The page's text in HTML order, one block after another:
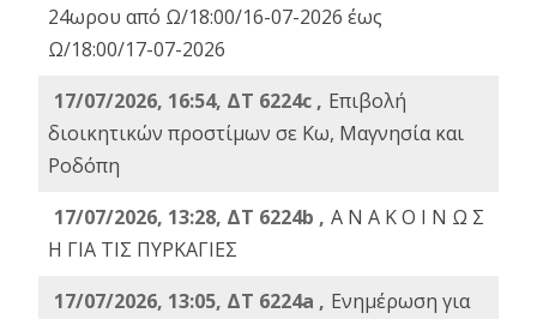
24ωρου από Ω/18:00/16-07-2026 έως
Ω/18:00/17-07-2026
17/07/2026, 16:54, ΔΤ 6224c , Επιβολή
διοικητικών προστίμων σε Κω, Μαγνησία και
Ροδόπη
17/07/2026, 13:28, ΔΤ 6224b , Α Ν Α Κ Ο Ι Ν Ω Σ
Η ΓΙΑ ΤΙΣ ΠΥΡΚΑΓΙΕΣ
17/07/2026, 13:05, ΔΤ 6224a , Ενημέρωση για